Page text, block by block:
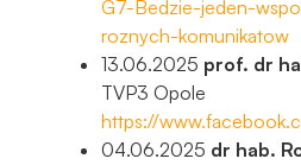
G7-Bedzie-jeden-
roznych-komunikatow
13.06.2025 prof. dr
TVP3 Opole
https://
04.06.2025 dr hab.